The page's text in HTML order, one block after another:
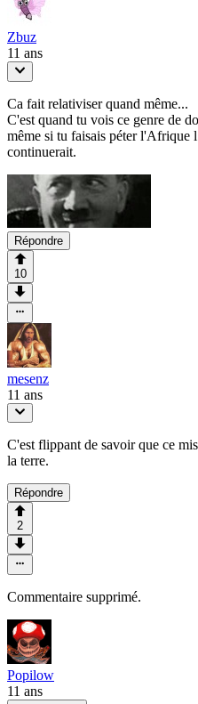
Zbuz
11 ans
Ca fait relativiser quand même...
C'est quand tu vois ce genre de
même si tu faisais péter l'Afrique
continuerait.
Répondre
10
mesenz
11 ans
C'est flippant de savoir que ce
la terre.
Répondre
2
Commentaire supprimé.
Popilow
11 ans